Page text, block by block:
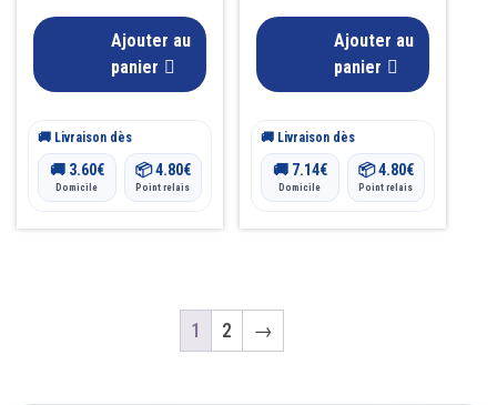
Ajouter au
panier
🚚 Livraison dès
🚚 3.60€
Domicile
📦4.80€
Point relais
Ajouter au
panier
🚚 Livraison dès
🚚 7.14€
Domicile
📦4.80€
Point relais
1 2 →